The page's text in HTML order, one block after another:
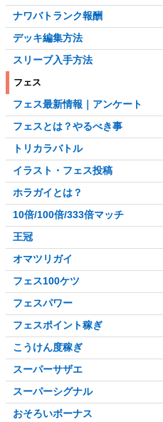
ナワバトランク報酬
デッキ編集方法
スリーブ入手方法
フェス
フェス最新情報｜アンケート
フェスとは？やるべき事
トリカラバトル
イラスト・フェス投稿
ホラガイとは？
10倍/100倍/333倍マッチ
王冠
オマツリガイ
フェス100ケツ
フェスパワー
フェスポイント稼ぎ
こうけん度稼ぎ
スーパーサザエ
スーパーシグナル
おそろいボーナス